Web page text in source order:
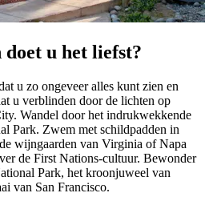
u het liefst?
u zo ongeveer alles kunt zien en
u verblinden door de lichten op
Wandel door het indrukwekkende
Park. Zwem met schildpadden in
wijngaarden van Virginia of Napa
de First Nations-cultuur. Bewonder
Park, het kroonjuweel van
van San Francisco.